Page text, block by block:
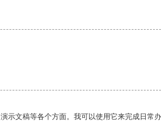
示文稿等各个方面。我可以使用它来完成日常